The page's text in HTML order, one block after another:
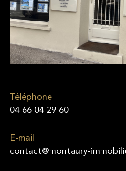
Téléphone
04 66 04 29 60
E-mail
contact@montaury-